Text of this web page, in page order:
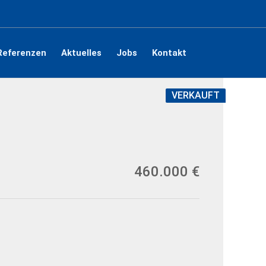
Aktuelles Jobs Kontakt
VERKAUFT
460.000 €